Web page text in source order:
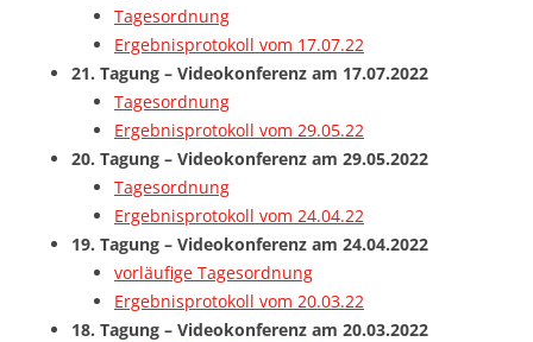
Tagesordnung
Ergebnisprotokoll vom 17.07.22
21. Tagung – Videokonferenz am 17.07.2022
Tagesordnung
Ergebnisprotokoll vom 29.05.22
20. Tagung – Videokonferenz am 29.05.2022
Tagesordnung
Ergebnisprotokoll vom 24.04.22
19. Tagung – Videokonferenz am 24.04.2022
vorläufige Tagesordnung
Ergebnisprotokoll vom 20.03.22
18. Tagung – Videokonferenz am 20.03.2022